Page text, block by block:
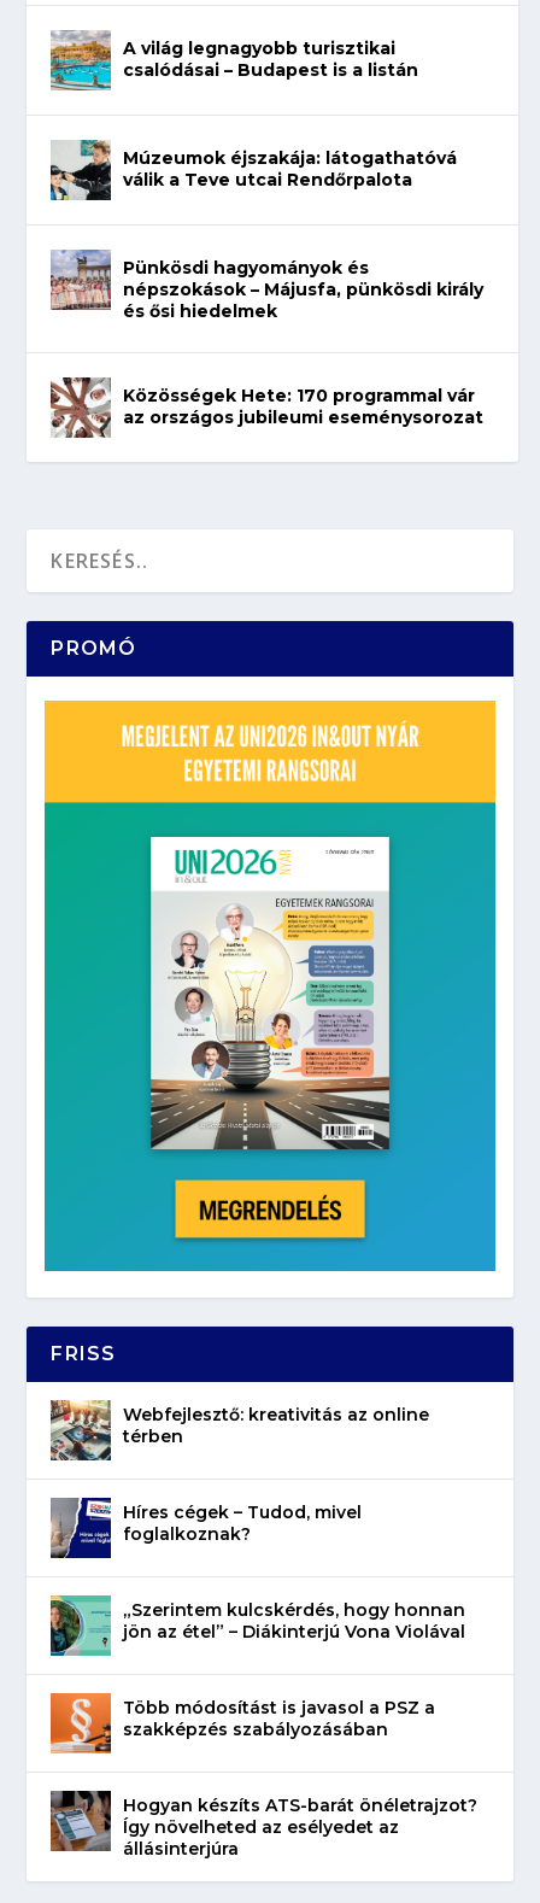
A világ legnagyobb turisztikai
csalódásai – Budapest is a listán
Múzeumok éjszakája: látogathatóvá
válik a Teve utcai Rendőrpalota
Pünkösdi hagyományok és
népszokások – Májusfa, pünkösdi király
és ősi hiedelmek
Közösségek Hete: 170 programmal vár
az országos jubileumi eseménysorozat
PROMÓ
FRISS
Webfejlesztő: kreativitás az online
térben
Híres cégek – Tudod, mivel
foglalkoznak?
„Szerintem kulcskérdés, hogy honnan
jön az étel” – Diákinterjú Vona Violával
Több módosítást is javasol a PSZ a
szakképzés szabályozásában
Hogyan készíts ATS-barát önéletrajzot?
Így növelheted az esélyedet az
állásinterjúra